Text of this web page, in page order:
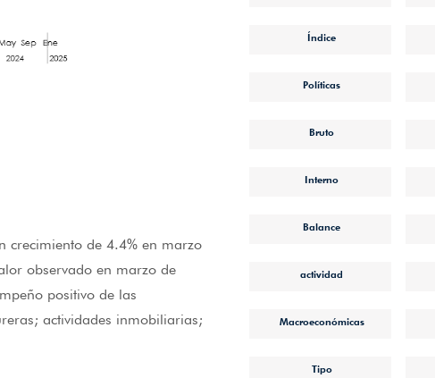
crecimiento de 4.4% en marzo
observado en marzo de
positivo de las
actividades inmobiliarias;
Índice
Políticas
Bruto
Interno
Balance
actividad
Macroeconómicas
Tipo